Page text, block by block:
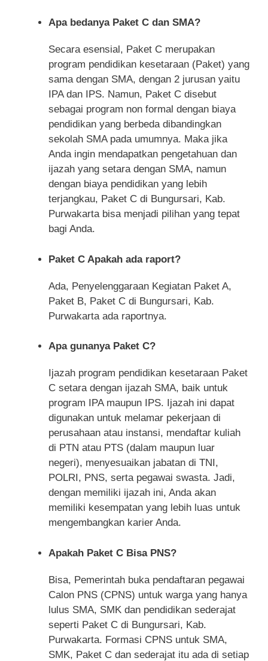
Apa bedanya Paket C dan SMA?
Secara esensial, Paket C merupakan
program pendidikan kesetaraan (Paket) yang
sama dengan SMA, dengan 2 jurusan yaitu
IPA dan IPS. Namun, Paket C disebut
sebagai program non formal dengan biaya
pendidikan yang berbeda dibandingkan
sekolah SMA pada umumnya. Maka jika
Anda ingin mendapatkan pengetahuan dan
ijazah yang setara dengan SMA, namun
dengan biaya pendidikan yang lebih
terjangkau, Paket C di Bungursari, Kab.
Purwakarta bisa menjadi pilihan yang tepat
bagi Anda.
Paket C Apakah ada raport?
Ada, Penyelenggaraan Kegiatan Paket A,
Paket B, Paket C di Bungursari, Kab.
Purwakarta ada raportnya.
Apa gunanya Paket C?
Ijazah program pendidikan kesetaraan Paket
C setara dengan ijazah SMA, baik untuk
program IPA maupun IPS. Ijazah ini dapat
digunakan untuk melamar pekerjaan di
perusahaan atau instansi, mendaftar kuliah
di PTN atau PTS (dalam maupun luar
negeri), menyesuaikan jabatan di TNI,
POLRI, PNS, serta pegawai swasta. Jadi,
dengan memiliki ijazah ini, Anda akan
memiliki kesempatan yang lebih luas untuk
mengembangkan karier Anda.
Apakah Paket C Bisa PNS?
Bisa, Pemerintah buka pendaftaran pegawai
Calon PNS (CPNS) untuk warga yang hanya
lulus SMA, SMK dan pendidikan sederajat
seperti Paket C di Bungursari, Kab.
Purwakarta. Formasi CPNS untuk SMA,
SMK, Paket C dan sederajat itu ada di setiap